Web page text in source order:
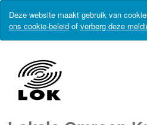
Deze website maakt gebruik van
ons cookie-beleid of verberg deze